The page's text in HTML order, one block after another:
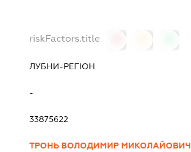
riskFactors.title
ЛУБНИ-РЕГІОН
-
33875622
ТРОНЬ ВОЛОДИМИР МИКОЛАЙОВИЧ